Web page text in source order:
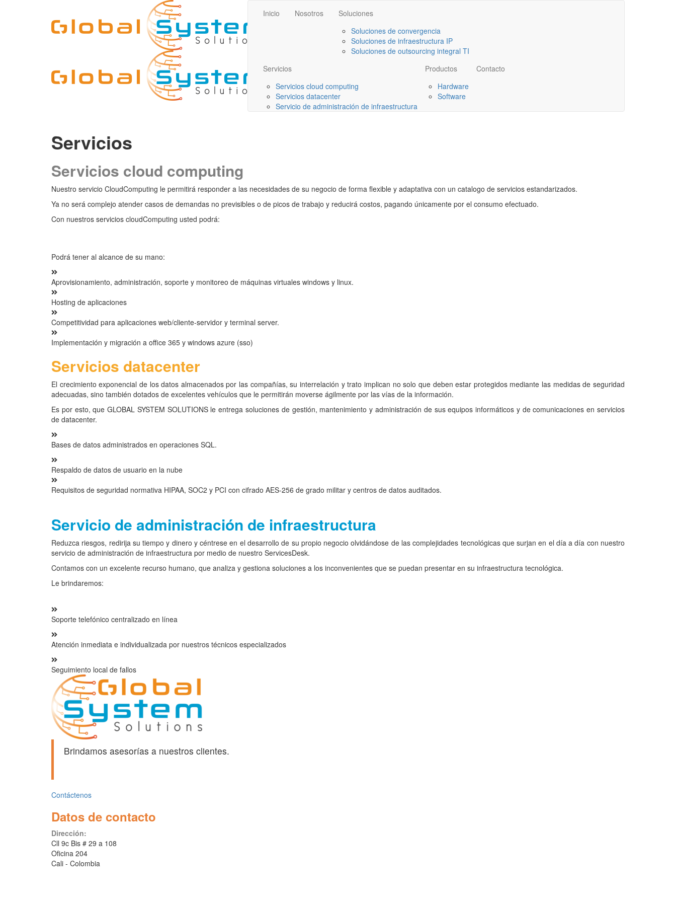
Inicio Nosotros
Soluciones
Soluciones de convergencia
Soluciones de infraestructura IP
Soluciones de outsourcing integral TI
Servicios
Servicios cloud computing
Servicios datacenter
Servicio de administración de infraestructura
Productos
Hardware
Software
Contacto
Servicios
Servicios cloud computing
Nuestro servicio CloudComputing le permitirá responder a las necesidades de su negocio de forma flexible y adaptativa con un catalogo de servicios estandarizados.
Ya no será complejo atender casos de demandas no previsibles o de picos de trabajo y reducirá costos, pagando únicamente por el consumo efectuado.
Con nuestros servicios cloudComputing usted podrá:
Podrá tener al alcance de su mano:
Aprovisionamiento, administración, soporte y monitoreo de máquinas virtuales windows y linux.
Hosting de aplicaciones
Competitividad para aplicaciones web/cliente-servidor y terminal server.
Implementación y migración a office 365 y windows azure (sso)
Servicios datacenter
El crecimiento exponencial de los datos almacenados por las compañías, su interrelación y trato implican no solo que deben estar protegidos mediante las medidas de seguridad
adecuadas, sino también dotados de excelentes vehículos que le permitirán moverse ágilmente por las vías de la información.
Es por esto, que GLOBAL SYSTEM SOLUTIONS le entrega soluciones de gestión, mantenimiento y administración de sus equipos informáticos y de comunicaciones en servicios
de datacenter.
Bases de datos administrados en operaciones SQL.
Respaldo de datos de usuario en la nube
Requisitos de seguridad normativa HIPAA, SOC2 y PCI con cifrado AES-256 de grado militar y centros de datos auditados.
Servicio de administración de infraestructura
Reduzca riesgos, redirija su tiempo y dinero y céntrese en el desarrollo de su propio negocio olvidándose de las complejidades tecnológicas que surjan en el día a día con nuestro
servicio de administración de infraestructura por medio de nuestro ServicesDesk.
Contamos con un excelente recurso humano, que analiza y gestiona soluciones a los inconvenientes que se puedan presentar en su infraestructura tecnológica.
Le brindaremos:
Soporte telefónico centralizado en línea
Atención inmediata e individualizada por nuestros técnicos especializados
Seguimiento local de fallos
Brindamos asesorías a nuestros clientes.
Contáctenos
Datos de contacto
Dirección:
Cll 9c Bis # 29 a 108
Oficina 204
Cali - Colombia